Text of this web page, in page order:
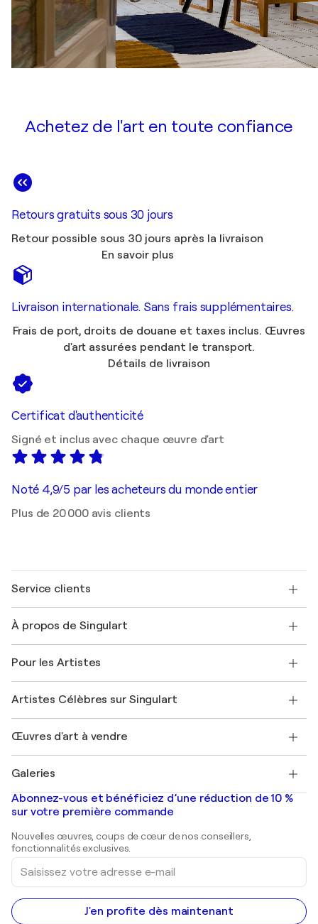
Achetez de l'art en toute confiance
Retours gratuits sous 30 jours
Retour possible sous 30 jours après la livraison
En savoir plus
Livraison internationale. Sans frais supplémentaires.
Frais de port, droits de douane et taxes inclus. Œuvres
d'art assurées pendant le transport.
Détails de livraison
Certificat d'authenticité
Signé et inclus avec chaque œuvre d'art
Noté 4,9/5 par les acheteurs du monde entier
Plus de 20 000 avis clients
Service clients
Expédition
Offrir une carte cadeau
Rejoignez notre programme commercial
Mon compte
+33 1 76 44 06 42
À propos de Singulart
FAQ
Magazine Singulart
Emplois
Découvrez une sélection d'art original
Pour les Artistes
Se connecter en tant qu'Artiste
Artistes Célèbres sur Singulart
Marc Chagall
Banksy
Mr. Brainwash
Shepard Fairey
Œuvres d'art à vendre
Tableaux abstraits à vendre
Peintures de paysage
Estampes
Peintures acryliques
Galeries
Galeries d'art en France
Galeries d'art en Belgique
Abonnez-vous et bénéficiez d’une réduction de 10 %
sur votre première commande
Nouvelles œuvres, coups de cœur de nos conseillers,
fonctionnalités exclusives.
Saisissez
votre
adresse
e-
mail
J'en profite dès maintenant